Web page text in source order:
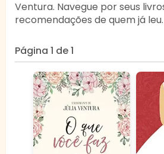
Ventura. Navegue por seus
recomendações de quem já
Página 1 de 1